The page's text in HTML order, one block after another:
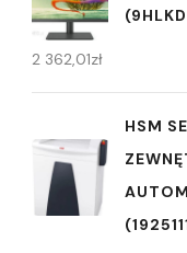
2 362,01zł
HSM